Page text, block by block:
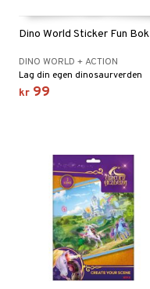
Dino World Sticker Fun Bok
DINO WORLD + ACTION
Lag din egen dinosaurverden
kr 99